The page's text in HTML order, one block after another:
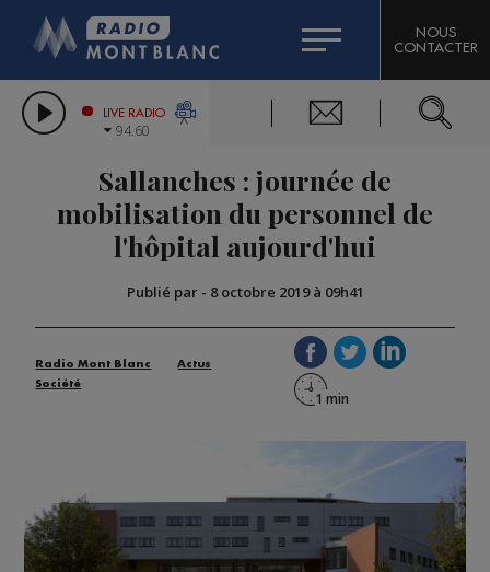
LES CHRONIQUES DE L'EXPERT
CITIZEN MACHINERY
GRAND MASSIF DOMAINES SKIABLES
BIGARD
COMPAGNIE DU MONT-BLANC
NOUS
CONTACTER
LIVE RADIO
94.60
Sallanches : journée de
mobilisation du personnel de
l'hôpital aujourd'hui
Publié par - 8 octobre 2019 à 09h41
Radio Mont Blanc
Actus
Société